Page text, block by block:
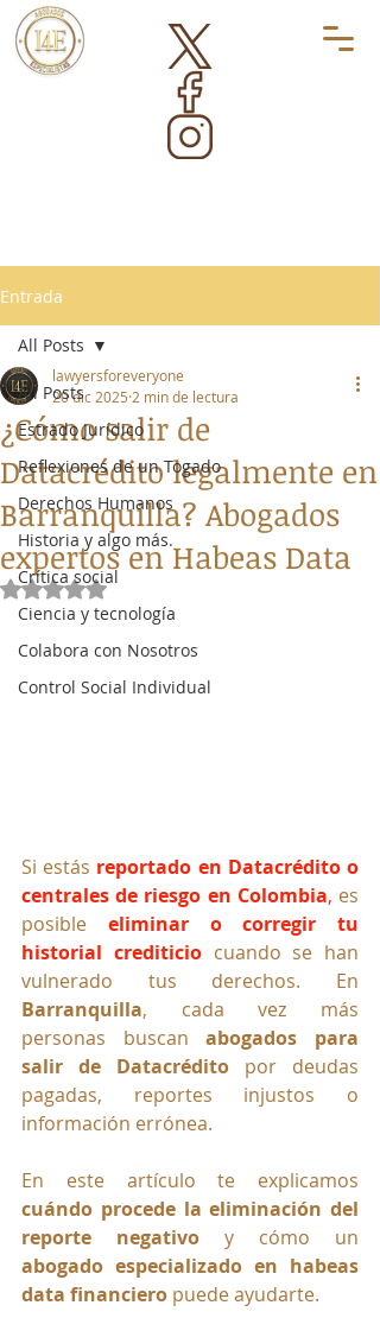
Entrada
All Posts
Estrado Jurídico
Reflexiones de un Togado
Derechos Humanos
Historia y algo más.
Crítica social
Ciencia y tecnología
Colabora con Nosotros
Control Social Individual
All Posts
¿Cómo salir de
Datacrédito legalmente en
Barranquilla? Abogados
expertos en Habeas Data
lawyersforeveryone
20 dic 2025 2 min de lectura
Obtuvo NaN de 5 estrellas.
Si estás reportado en Datacrédito o
centrales de riesgo en Colombia, es
posible eliminar o corregir tu
historial crediticio cuando se han
Barranquilla, cada vez más
personas buscan abogados para
salir de Datacrédito por deudas
pagadas, reportes injustos o
información errónea.
cuándo procede la eliminación del
reporte negativo
abogado especializado en habeas
data financiero puede ayudarte.